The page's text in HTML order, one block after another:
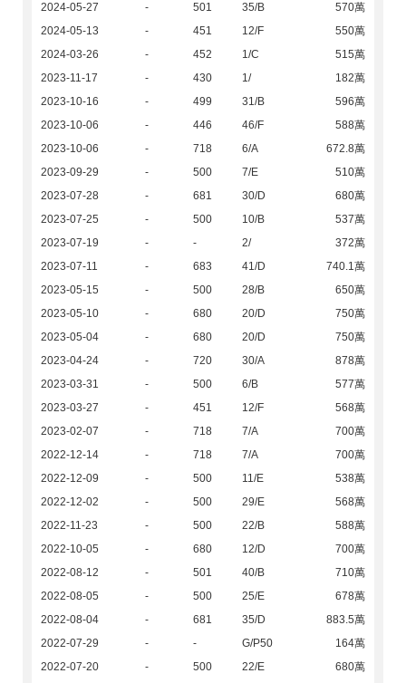
2024-05-27 - 501 35/B
570萬
2024-05-13
- 451 12/F
550萬
2024-03-26
- 452 1/C
515萬
2023-11-17
- 430 1/
182萬
2023-10-16
- 499 31/B
596萬
2023-10-06
- 446 46/F
588萬
2023-10-06
- 718 6/A
672.8萬
2023-09-29
- 500 7/E
510萬
2023-07-28
- 681 30/D
680萬
2023-07-25
- 500 10/B
537萬
2023-07-19
- - 2/
372萬
2023-07-11
- 683 41/D
740.1萬
2023-05-15
- 500 28/B
650萬
2023-05-10
- 680 20/D
750萬
2023-05-04
- 680 20/D
750萬
2023-04-24
- 720 30/A
878萬
2023-03-31
- 500 6/B
577萬
2023-03-27
- 451 12/F
568萬
2023-02-07
- 718 7/A
700萬
2022-12-14
- 718 7/A
700萬
2022-12-09
- 500 11/E
538萬
2022-12-02
- 500 29/E
568萬
2022-11-23
- 500 22/B
588萬
2022-10-05
- 680 12/D
700萬
2022-08-12
- 501 40/B
710萬
2022-08-05
- 500 25/E
678萬
2022-08-04
- 681 35/D
883.5萬
2022-07-29
- - G/P50
164萬
2022-07-20
- 500 22/E
680萬